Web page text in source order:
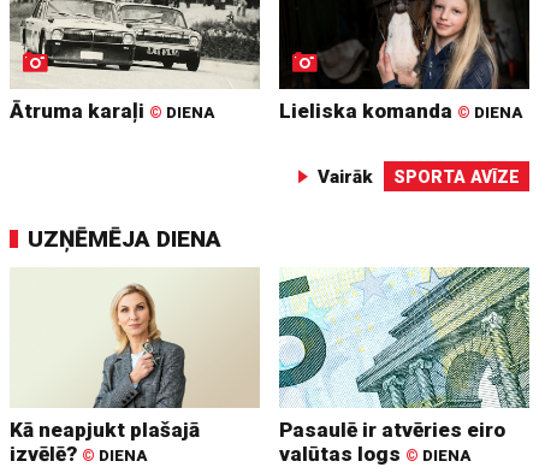
Ātruma karaļi © DIENA Lieliska komanda © DIENA
Vairāk SPORTA AVĪZE
UZŅĒMĒJA DIENA
Kā neapjukt plašajā
izvēlē? © DIENA
Pasaulē ir atvēries eiro
valūtas logs © DIENA